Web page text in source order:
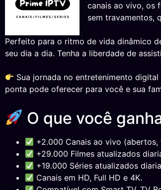
canais ao vivo, os
sem travamentos,
Perfeito para o ritmo de vida dinâmico
seu dia a dia. Tenha a liberdade de
Sua jornada no entretenimento
ponta pode oferecer para você e sua
O que você
+2.000 Canais ao vivo
+29.000 Filmes atualizados
+19.000 Séries atualizados
Canais em HD, Full HD e 4K.